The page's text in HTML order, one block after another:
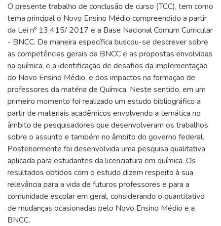
O presente trabalho de conclusão de curso (TCC), tem como
tema principal o Novo Ensino Médio compreendido a partir
da Lei nº 13.415/ 2017 e a Base Nacional Comum Curricular
- BNCC. De maneira específica buscou-se descrever sobre
as competências gerais da BNCC e as propostas envolvidas
na química, e a identificação de desafios da implementação
do Novo Ensino Médio, e dos impactos na formação de
professores da matéria de Química. Neste sentido, em um
primeiro momento foi realizado um estudo bibliográfico a
partir de materiais acadêmicos envolvendo a temática no
âmbito de pesquisadores que desenvolveram os trabalhos
sobre o assunto e também no âmbito do governo federal.
Posteriormente foi desenvolvida uma pesquisa qualitativa
aplicada para estudantes da licenciatura em química. Os
resultados obtidos com o estudo dizem respeito à sua
relevância para a vida de futuros professores e para a
comunidade escolar em geral, considerando o quantitativo
de mudanças ocasionadas pelo Novo Ensino Médio e a
BNCC.